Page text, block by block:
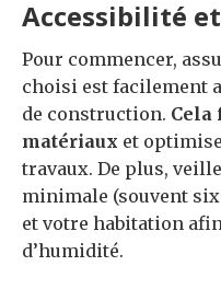
Accessibilité
Pour commencer,
choisi est facilement
de construction. Cela
matériaux et
travaux. De plus,
minimale (souvent
et votre habitation
d’humidité.